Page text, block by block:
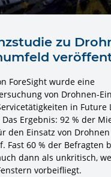
zu
ForeSight wurde eine
von Drohnen-
in
Ergebnis: 92 % der
den Einsatz von
Fast 60 % der Befragten
dann als unkritisch,
vorbeifliegt.